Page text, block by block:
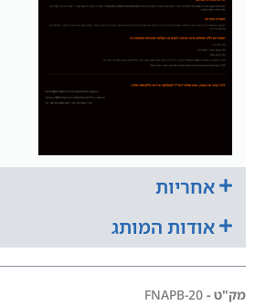
אחריות
אודות המותג
מק"ט - FNAPB-20